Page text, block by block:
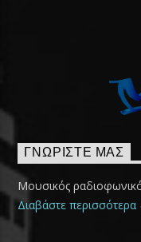
ΓΝΩΡΊΣΤΕ ΜΑΣ
Μουσικός
Διαβάστε περισσότερα